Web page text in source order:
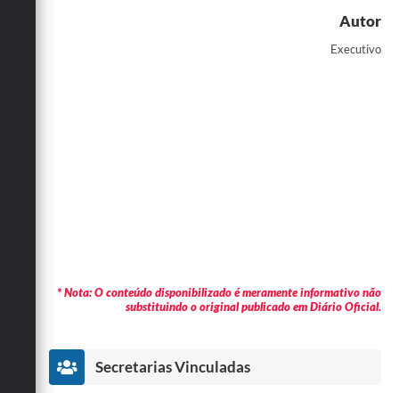
Autor
Executivo
* Nota: O conteúdo disponibilizado é meramente informativo não
substituindo o original publicado em Diário Oficial.
Secretarias Vinculadas